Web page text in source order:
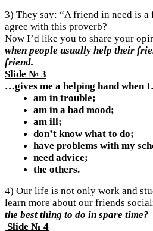
3) They say: “A friend in need is
agree with this proverb?
Now I’d like you to share your
when people usually help their
friend.
Slide № 3
…gives me a helping hand when
am in trouble;
am in a bad mood;
am ill;
don’t know what to do;
have problems with my
need advice;
the others.
4) Our life is not only work and
learn more about our friends
the best thing to do in spare time?
Slide № 4